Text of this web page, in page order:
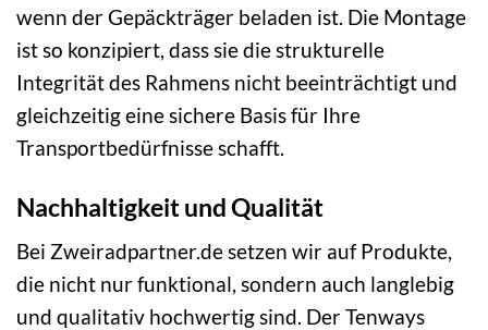
wenn der Gepäckträger beladen ist. Die Montage
ist so konzipiert, dass sie die strukturelle
Integrität des Rahmens nicht beeinträchtigt und
gleichzeitig eine sichere Basis für Ihre
Transportbedürfnisse schafft.
Nachhaltigkeit und Qualität
Bei Zweiradpartner.de setzen wir auf Produkte,
die nicht nur funktional, sondern auch langlebig
und qualitativ hochwertig sind. Der Tenways